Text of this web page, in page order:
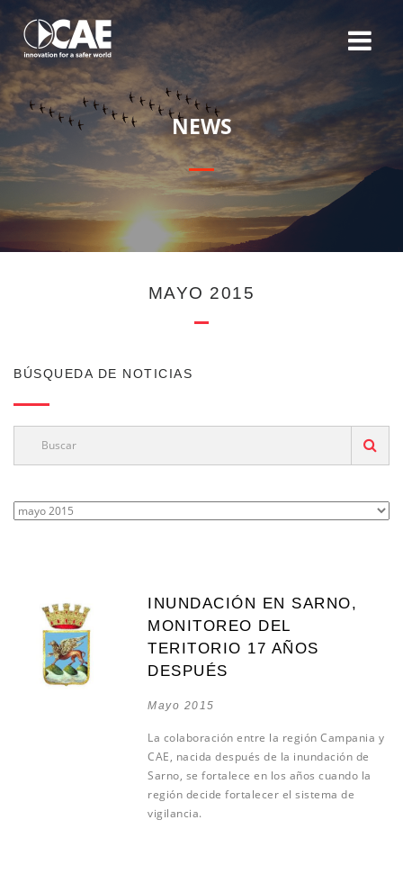
NEWS
MAYO 2015
BÚSQUEDA DE NOTICIAS
INUNDACIÓN EN SARNO,
MONITOREO DEL
TERITORIO 17 AÑOS
DESPUÉS
Mayo 2015
La colaboración entre la región Campania y
CAE, nacida después de la inundación de
Sarno, se fortalece en los años cuando la
región decide fortalecer el sistema de
vigilancia.